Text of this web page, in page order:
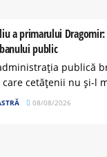
a primarului Dragomir:
public
publică
cetățenii nu și-l
08/08/2026